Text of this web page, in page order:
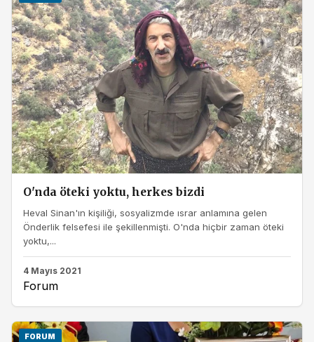
O'nda öteki yoktu, herkes bizdi
Heval Sinan'ın kişiliği, sosyalizmde ısrar anlamına gelen
Önderlik felsefesi ile şekillenmişti. O'nda hiçbir zaman öteki
yoktu,...
4 Mayıs 2021
Forum
FORUM